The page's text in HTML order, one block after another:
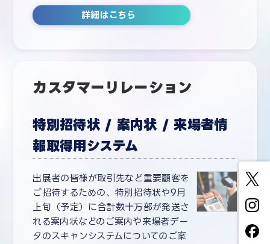
詳細はこちら
カスタマーリレーション
特別招待状 / 案内状 / 来場者情
報取得用システム
出展者の皆様が取引先など重要顧客を
ご招待するための、特別招待状や9月
上旬（予定）に合計数十万部が発送さ
れる案内状などのご案内や来場者デー
タのスキャンシステムについてのご案